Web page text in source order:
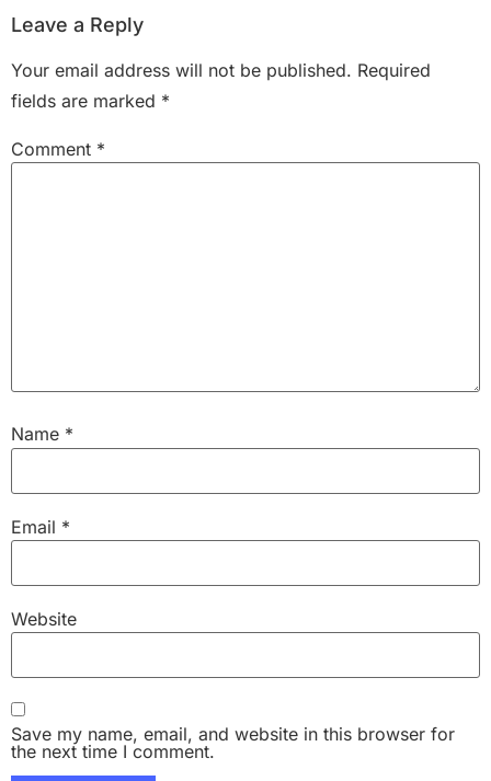
Leave a Reply
Your email address will not be published. Required
fields are marked *
Comment *
Name *
Email *
Website
Save my name, email, and website in this browser for
the next time I comment.